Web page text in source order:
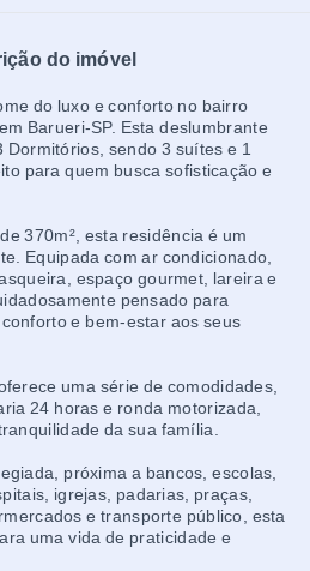
do imóvel
do luxo e conforto no bairro
Barueri-SP. Esta deslumbrante
Dormitórios, sendo 3 suítes e 1
para quem busca sofisticação e
370m², esta residência é um
Equipada com ar condicionado,
espaço gourmet, lareira e
pensado para
e bem-estar aos seus
uma série de comodidades,
24 horas e ronda motorizada,
da sua família.
próxima a bancos, escolas,
igrejas, padarias, praças,
e transporte público, esta
uma vida de praticidade e